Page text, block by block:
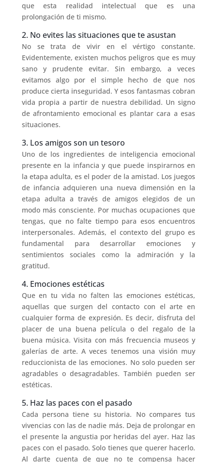
que esta realidad intelectual que es una
prolongación de ti mismo.
2. No evites las situaciones que te asustan
No se trata de vivir en el vértigo constante.
Evidentemente, existen muchos peligros que es muy
sano y prudente evitar. Sin embargo, a veces
evitamos algo por el simple hecho de que nos
produce cierta inseguridad. Y esos fantasmas cobran
vida propia a partir de nuestra debilidad. Un signo
de afrontamiento emocional es plantar cara a esas
situaciones.
3. Los amigos son un tesoro
Uno de los ingredientes de inteligencia emocional
presente en la infancia y que puede inspirarnos en
la etapa adulta, es el poder de la amistad. Los juegos
de infancia adquieren una nueva dimensión en la
etapa adulta a través de amigos elegidos de un
modo más consciente. Por muchas ocupaciones que
tengas, que no falte tiempo para esos encuentros
interpersonales. Además, el contexto del grupo es
fundamental para desarrollar emociones y
sentimientos sociales como la admiración y la
gratitud.
4. Emociones estéticas
Que en tu vida no falten las emociones estéticas,
aquellas que surgen del contacto con el arte en
cualquier forma de expresión. Es decir, disfruta del
placer de una buena película o del regalo de la
buena música. Visita con más frecuencia museos y
galerías de arte. A veces tenemos una visión muy
reduccionista de las emociones. No solo pueden ser
agradables o desagradables. También pueden ser
estéticas.
5. Haz las paces con el pasado
Cada persona tiene su historia. No compares tus
vivencias con las de nadie más. Deja de prolongar en
el presente la angustia por heridas del ayer. Haz las
paces con el pasado. Solo tienes que querer hacerlo.
Al darte cuenta de que no te compensa hacer